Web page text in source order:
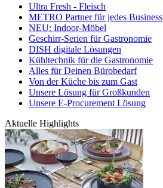
Ultra Fresh - Fleisch
METRO Partner für jedes Business
NEU: Indoor-Möbel
Geschirr-Serien für Gastronomie
DISH digitale Lösungen
Kühltechnik für die Gastronomie
Alles für Deinen Bürobedarf
Von der Küche bis zum Gast
Unsere Lösung für Großkunden
Unsere E-Procurement Lösung
Aktuelle Highlights